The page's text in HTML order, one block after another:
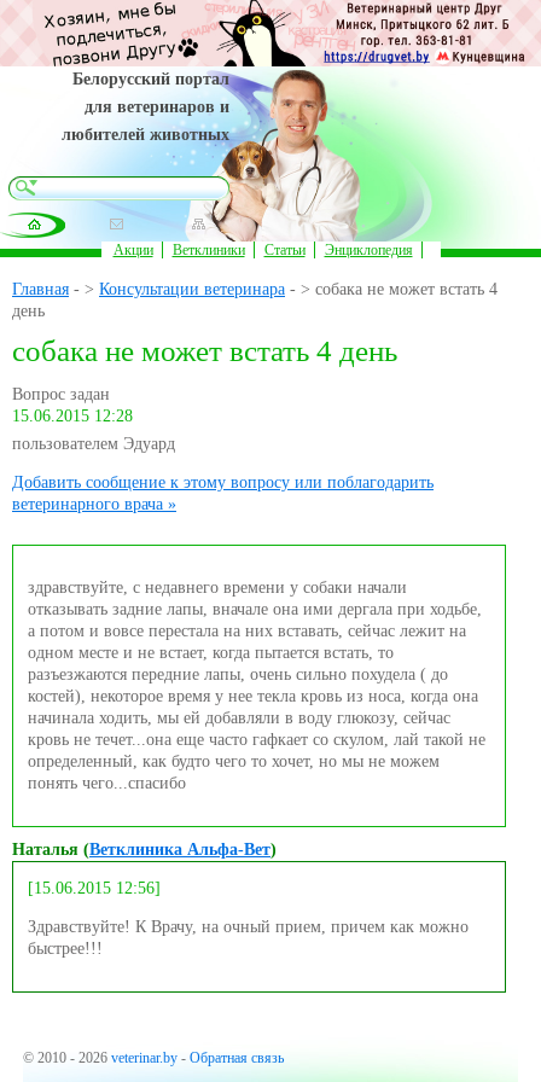
Белорусский портал
для ветеринаров и
любителей животных
Главная - > Консультации ветеринара - > собака не может встать 4
день
собака не может встать 4 день
Вопрос задан
15.06.2015 12:28
пользователем Эдуард
Добавить сообщение к этому вопросу или поблагодарить
ветеринарного врача »
здравствуйте, с недавнего времени у собаки начали
отказывать задние лапы, вначале она ими дергала при ходьбе,
а потом и вовсе перестала на них вставать, сейчас лежит на
одном месте и не встает, когда пытается встать, то
разъезжаются передние лапы, очень сильно похудела ( до
костей), некоторое время у нее текла кровь из носа, когда она
начинала ходить, мы ей добавляли в воду глюкозу, сейчас
кровь не течет...она еще часто гафкает со скулом, лай такой не
определенный, как будто чего то хочет, но мы не можем
понять чего...спасибо
Наталья (Ветклиника Альфа-Вет)
[15.06.2015 12:56]
Здравствуйте! К Врачу, на очный прием, причем как можно
быстрее!!!
Акции Ветклиники Статьи Энциклопедия
© 2010 - 2026 veterinar.by - Обратная связь